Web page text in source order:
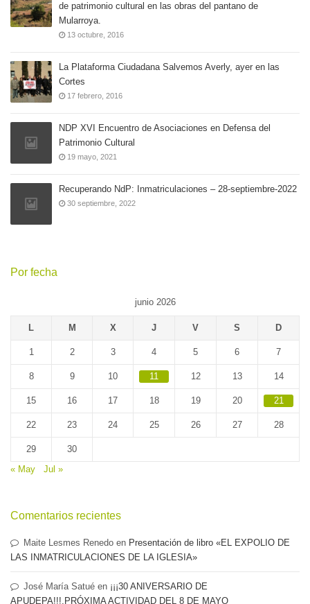
de patrimonio cultural en las obras del pantano de
Mularroya.
13 octubre, 2016
La Plataforma Ciudadana Salvemos Averly, ayer en las
Cortes
17 febrero, 2016
NDP XVI Encuentro de Asociaciones en Defensa del
Patrimonio Cultural
19 mayo, 2021
Recuperando NdP: Inmatriculaciones – 28-septiembre-2022
30 septiembre, 2022
Por fecha
junio 2026
L M X J V S D
1 2 3 4 5 6 7
8 9 10 11 12 13 14
15 16 17 18 19 20 21
22 23 24 25 26 27 28
29
30
« May
Jul »
Comentarios recientes
Maite Lesmes Renedo en Presentación de libro «EL EXPOLIO DE
LAS INMATRICULACIONES DE LA IGLESIA»
José María Satué en ¡¡¡30 ANIVERSARIO DE
APUDEPA!!!,PRÓXIMA ACTIVIDAD DEL 8 DE MAYO